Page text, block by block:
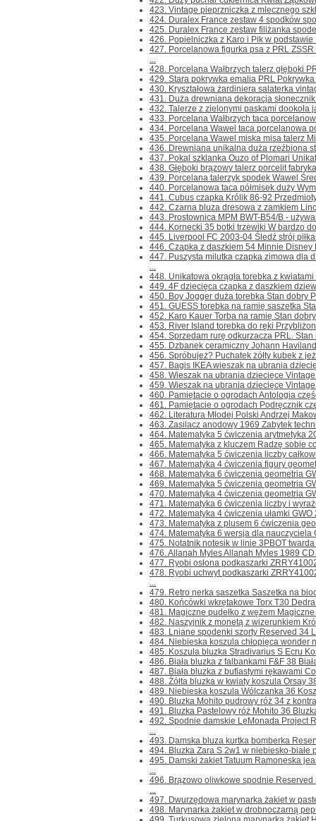
423. Vintage pieprzniczka z mlecznego
424. Duralex France zestaw 4 spodków
425. Duralex France zestaw filiżanka
426. Popielniczka z Karo i Pik w
427. Porcelanowa figurka psa z PRL
...
428. Porcelana Wałbrzych talerz głęboki
429. Stara pokrywka emalia PRL
430. Kryształowa żardiniera salaterka
431. Duża drewniana dekoracja
432. Talerze z zielonymi paskami dookoła
433. Porcelana Wałbrzych taca
434. Porcelana Wawel taca porcelanowa
435. Porcelana Wawel miska misa talerz
436. Drewniana unikalna duża rzeźbiona
437. Pokal szklanka Ouzo of Plomari
438. Głęboki brązowy talerz porcelit
439. Porcelana talerzyk spodek Wawel
440. Porcelanowa taca półmisek duży
441. Cubus czapka Królik 86-92
442. Czarna bluza dresowa z zamkiem
443. Prostownica MPM BWT-B54/B -
444. Kornecki 35 botki trzewiki W bardzo
445. Liverpool FC 2003-04 Śledź strój
446. Czapka z daszkiem 54 Minnie Disney
447. Puszysta milutka czapka zimowa dla
...
448. Unikatowa okrągła torebka z
449. 4F dziecięca czapka z daszkiem
450. Boy Jogger duża torebka Stan dobry
451. GUESS torebka na ramię saszetka
452. Karo Kauer Torba na ramię Stan
453. River Island torebka do ręki
454. Sprzedam rurę odkurzacza PRL.
455. Dzbanek ceramiczny Johann
456. Spróbujeż? Puchatek żółty kubek z
457. Bagis IKEA wieszak na ubrania
458. Wieszak na ubrania dziecięce
459. Wieszak na ubrania dziecięce
460. Pamiętacie o ogrodach Antologia
461. Pamiętacie o ogrodach Podręcznik
462. Literatura Młodej Polski Andrzej
463. Zasilacz anodowy 1969 Zabytek
464. Matematyka 5 ćwiczenia arytmetyka
465. Matematyka z kluczem Radzę sobie
466. Matematyka 5 ćwiczenia liczby
467. Matematyka 4 ćwiczenia figury
468. Matematyka 6 ćwiczenia geometria
469. Matematyka 5 ćwiczenia geometria
470. Matematyka 4 ćwiczenia geometria
471. Matematyka 6 ćwiczenia liczby i
472. Matematyka 4 ćwiczenia ułamki
473. Matematyka z plusem 6 ćwiczenia
474. Matematyka 6 wersja dla nauczyciela
475. Notatnik notesik w linie 3PBOT
476. Allanah Myles Allanah Myles 1989 CD
477. Ryobi osłona podkaszarki
478. Ryobi uchwyt podkaszarki
...
479. Retro nerka saszetka Saszetka na
480. Końcówki wkrętakowe Torx T30
481. Magiczne pudełko z wężem
482. Naszyjnik z monetą z wizerunkiem
483. Lniane spodenki szorty Reserved 34
484. Niebieska koszula chłopięca wonder
485. Koszula bluzka Stradivarius S Ecru
486. Biała bluzka z falbankami F&F 38
487. Biała bluzka z bufiastymi rękawami
488. Żółta bluzka w kwiaty koszula Orsay
489. Niebieska koszula Wólczanka 36
490. Bluzka Mohito pudrowy róż 34 z
491. Bluzka Pastelowy róż Mohito 36
492. Spodnie damskie LeMonada Project
...
493. Damska bluza kurtka bomberka
494. Bluzka Zara S 2w1 w niebiesko-białe
495. Damski żakiet Tatuum Ramoneska
...
496. Brązowo oliwkowe spodnie
...
497. Dwurzędowa marynarka żakiet w
498. Marynarka żakiet w drobnoczarną